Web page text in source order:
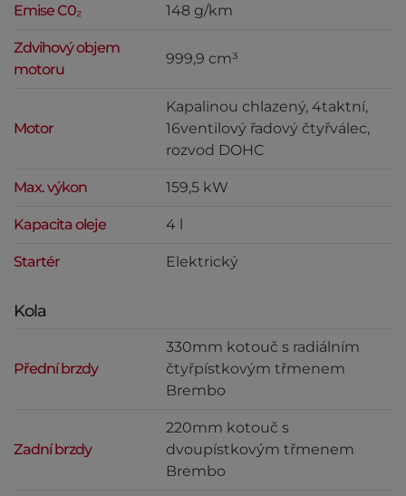
Emise C0₂ 148 g/km
Zdvihový objem
motoru
999,9 cm³
Motor
Kapalinou chlazený, 4taktní,
16ventilový řadový čtyřválec,
rozvod DOHC
Max. výkon 159,5 kW
Kapacita oleje 4 l
Startér Elektrický
Kola
Přední brzdy
330mm kotouč s radiálním
čtyřpístkovým třmenem
Brembo
Zadní brzdy
220mm kotouč s
dvoupístkovým třmenem
Brembo